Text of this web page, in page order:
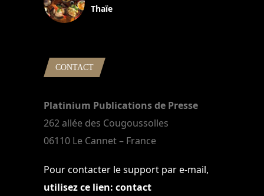
Thaïe
CONTACT
Platinium Publications de Presse
262 allée des Cougoussolles
06110 Le Cannet – France
Pour contacter le support par e-mail,
utilisez ce lien: contact